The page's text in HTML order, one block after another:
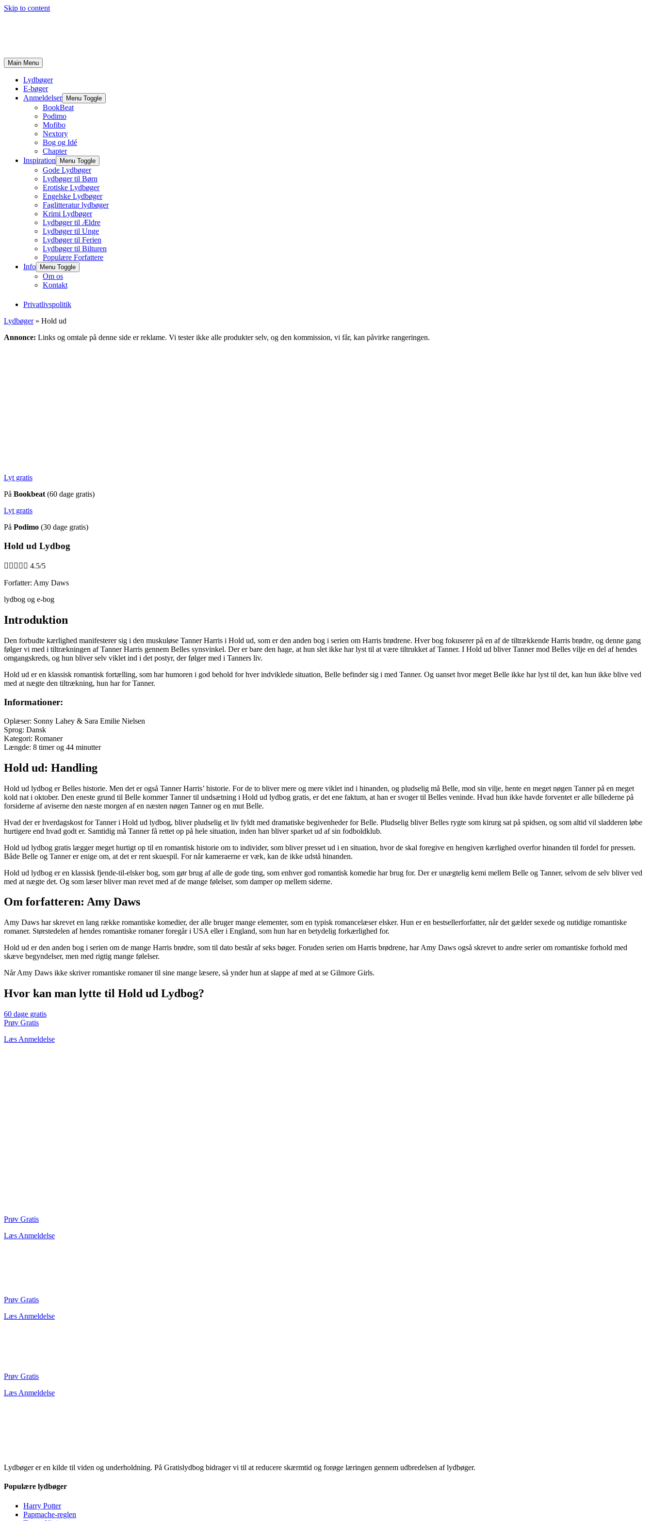
Skip to content
Main Menu
Lydbøger
E-bøger
Anmeldelser
Menu Toggle
BookBeat
Podimo
Mofibo
Nextory
Bog og Idé
Chapter
Inspiration
Menu Toggle
Gode Lydbøger
Lydbøger til Børn
Erotiske Lydbøger
Engelske Lydbøger
Faglitteratur lydbøger
Krimi Lydbøger
Lydbøger til Ældre
Lydbøger til Unge
Lydbøger til Ferien
Lydbøger til Bilturen
Populære Forfattere
Info
Menu Toggle
Om os
Kontakt
Privatlivspolitik
Lydbøger» Hold ud
Annonce: Links og omtale på denne side er reklame. Vi tester ikke alle produkter selv, og den kommission, vi får, kan påvirke rangeringen.
Lyt gratis
På Bookbeat (60 dage gratis)
Lyt gratis
På Podimo (30 dage gratis)
Hold ud Lydbog
     4.5/5
Forfatter: Amy Daws
lydbog og e-bog
Introduktion
Den forbudte kærlighed manifesterer sig i den muskuløse Tanner Harris i Hold ud, som er den anden bog i serien om Harris brødrene. Hver bog fokuserer på en af de tiltrækkende Harris brødre, og denne gang
følger vi med i tiltrækningen af Tanner Harris gennem Belles synsvinkel. Der er bare den hage, at hun slet ikke har lyst til at være tiltrukket af Tanner. I Hold ud bliver Tanner mod Belles vilje en del af hendes
omgangskreds, og hun bliver selv viklet ind i det postyr, der følger med i Tanners liv.
Hold ud er en klassisk romantisk fortælling, som har humoren i god behold for hver indviklede situation, Belle befinder sig i med Tanner. Og uanset hvor meget Belle ikke har lyst til det, kan hun ikke blive ved
med at nægte den tiltrækning, hun har for Tanner.
Informationer:
Oplæser: Sonny Lahey & Sara Emilie Nielsen
Sprog: Dansk
Kategori: Romaner
Længde: 8 timer og 44 minutter
Hold ud: Handling
Hold ud lydbog er Belles historie. Men det er også Tanner Harris’ historie. For de to bliver mere og mere viklet ind i hinanden, og pludselig må Belle, mod sin vilje, hente en meget nøgen Tanner på en meget
kold nat i oktober. Den eneste grund til Belle kommer Tanner til undsætning i Hold ud lydbog gratis, er det ene faktum, at han er svoger til Belles veninde. Hvad hun ikke havde forventet er alle billederne på
forsiderne af aviserne den næste morgen af en næsten nøgen Tanner og en mut Belle.
Hvad der er hverdagskost for Tanner i Hold ud lydbog, bliver pludselig et liv fyldt med dramatiske begivenheder for Belle. Pludselig bliver Belles rygte som kirurg sat på spidsen, og som altid vil sladderen løbe
hurtigere end hvad godt er. Samtidig må Tanner få rettet op på hele situation, inden han bliver sparket ud af sin fodboldklub.
Hold ud lydbog gratis lægger meget hurtigt op til en romantisk historie om to individer, som bliver presset ud i en situation, hvor de skal foregive en hengiven kærlighed overfor hinanden til fordel for pressen.
Både Belle og Tanner er enige om, at det er rent skuespil. For når kameraerne er væk, kan de ikke udstå hinanden.
Hold ud lydbog er en klassisk fjende-til-elsker bog, som gør brug af alle de gode ting, som enhver god romantisk komedie har brug for. Der er unægtelig kemi mellem Belle og Tanner, selvom de selv bliver ved
med at nægte det. Og som læser bliver man revet med af de mange følelser, som damper op mellem siderne.
Om forfatteren: Amy Daws
Amy Daws har skrevet en lang række romantiske komedier, der alle bruger mange elementer, som en typisk romancelæser elsker. Hun er en bestsellerforfatter, når det gælder sexede og nutidige romantiske
romaner. Størstedelen af hendes romantiske romaner foregår i USA eller i England, som hun har en betydelig forkærlighed for.
Hold ud er den anden bog i serien om de mange Harris brødre, som til dato består af seks bøger. Foruden serien om Harris brødrene, har Amy Daws også skrevet to andre serier om romantiske forhold med
skæve begyndelser, men med rigtig mange følelser.
Når Amy Daws ikke skriver romantiske romaner til sine mange læsere, så ynder hun at slappe af med at se Gilmore Girls.
Hvor kan man lytte til Hold ud Lydbog?
60 dage gratis
Prøv Gratis
Læs Anmeldelse
Prøv Gratis
Læs Anmeldelse
Prøv Gratis
Læs Anmeldelse
Prøv Gratis
Læs Anmeldelse
Lydbøger er en kilde til viden og underholdning. På Gratislydbog bidrager vi til at reducere skærmtid og forøge læringen gennem udbredelsen af lydbøger.
Populære lydbøger
Harry Potter
Papmache-reglen